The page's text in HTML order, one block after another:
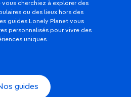
cherchiez à explorer des
ou des lieux hors des
guides Lonely Planet vous
personnalisés pour vivre des
uniques.
guides